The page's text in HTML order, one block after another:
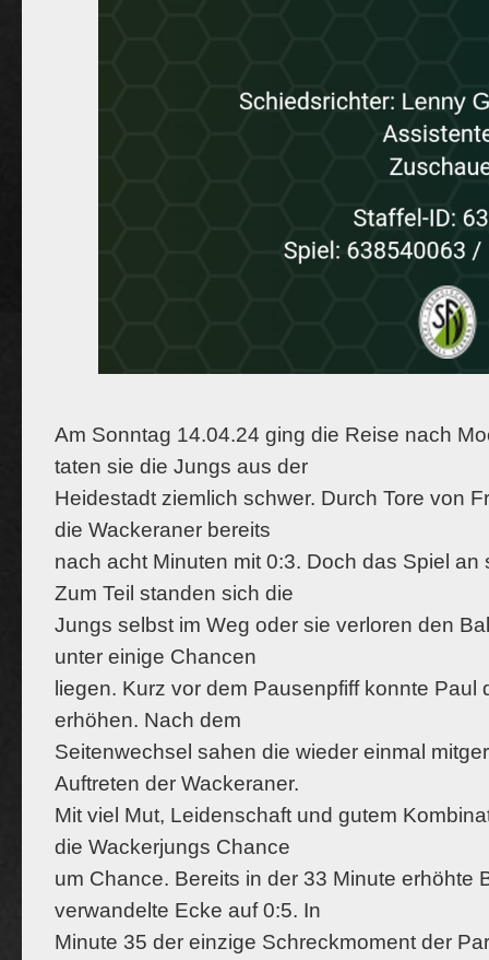
Am Sonntag 14.04.24 ging die Reise nach
taten sie die Jungs aus der
Heidestadt ziemlich schwer. Durch Tore von
die Wackeraner bereits
nach acht Minuten mit 0:3. Doch das Spiel
Zum Teil standen sich die
Jungs selbst im Weg oder sie verloren den
unter einige Chancen
liegen. Kurz vor dem Pausenpfiff konnte Paul
erhöhen. Nach dem
Seitenwechsel sahen die wieder einmal
Auftreten der Wackeraner.
Mit viel Mut, Leidenschaft und gutem
die Wackerjungs Chance
um Chance. Bereits in der 33 Minute erhöhte
verwandelte Ecke auf 0:5. In
Minute 35 der einzige Schreckmoment der